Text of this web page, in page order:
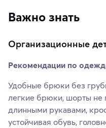
Важно знать
Организационные
Рекомендации по
Удобные брюки без
легкие брюки, шорты не
длинными рукавами,
устойчивая обувь,